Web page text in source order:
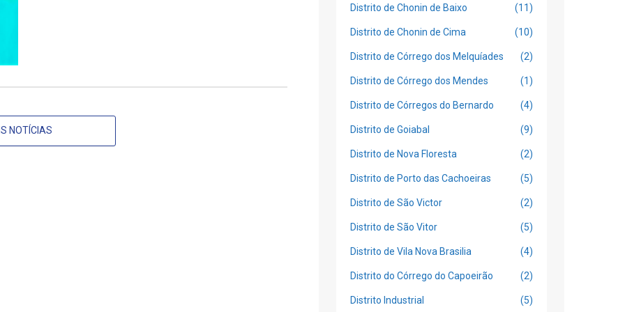
NOTÍCIAS
Distrito de Chonin de Baixo (11)
Distrito de Chonin de Cima (10)
Distrito de Córrego dos Melquíades (2)
Distrito de Córrego dos Mendes (1)
Distrito de Córregos do Bernardo (4)
Distrito de Goiabal (9)
Distrito de Nova Floresta (2)
Distrito de Porto das Cachoeiras (5)
Distrito de São Victor (2)
Distrito de São Vitor (5)
Distrito de Vila Nova Brasilia (4)
Distrito do Córrego do Capoeirão (2)
Distrito Industrial (5)